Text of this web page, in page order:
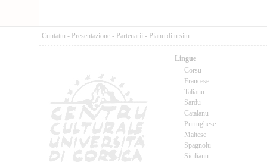
Cuntattu - Presentazione - Partenarii - Pianu di u situ
Lingue
Corsu
Francese
Talianu
Sardu
Catalanu
Purtughese
Maltese
Spagnolu
Sicilianu